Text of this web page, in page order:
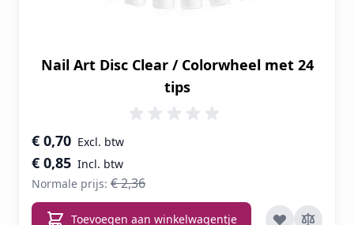
Nail Art Disc Clear / Colorwheel met 24
tips
Speciale prijs
€ 0,85
€ 0,70
Normale prijs: € 2,36
Toevoegen aan winkelwagentje